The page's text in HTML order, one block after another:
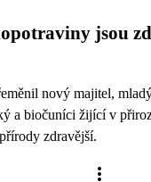
jsou
nový majitel,
a biočuníci žijící v
zdravější.